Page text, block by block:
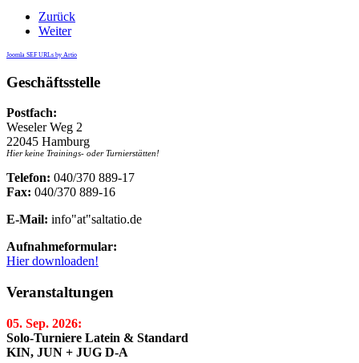
Zurück
Weiter
Joomla SEF URLs by Artio
Geschäftsstelle
Postfach:
Weseler Weg 2
22045 Hamburg
Hier keine Trainings- oder Turnierstätten!
Telefon: 040/370 889-17
Fax: 040/370 889-16
E-Mail: info"at"saltatio.de
Aufnahmeformular:
Hier downloaden!
Veranstaltungen
05. Sep. 2026:
Solo-Turniere Latein & Standard
KIN, JUN + JUG D-A